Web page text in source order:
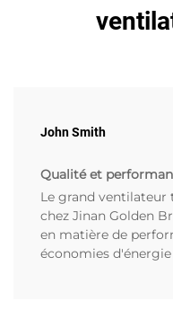
John Smith
Qualité et
Le grand ventilateur
chez Jinan Golden
en matière de
économies